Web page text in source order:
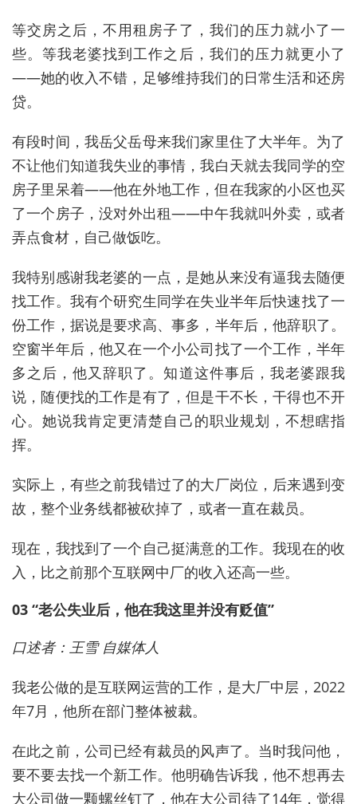
等交房之后，不用租房子了，我们的压力就小了一
些。等我老婆找到工作之后，我们的压力就更小了
——她的收入不错，足够维持我们的日常生活和还房
贷。
有段时间，我岳父岳母来我们家里住了大半年。为了
不让他们知道我失业的事情，我白天就去我同学的空
房子里呆着——他在外地工作，但在我家的小区也买
了一个房子，没对外出租——中午我就叫外卖，或者
弄点食材，自己做饭吃。
我特别感谢我老婆的一点，是她从来没有逼我去随便
找工作。我有个研究生同学在失业半年后快速找了一
份工作，据说是要求高、事多，半年后，他辞职了。
空窗半年后，他又在一个小公司找了一个工作，半年
多之后，他又辞职了。知道这件事后，我老婆跟我
说，随便找的工作是有了，但是干不长，干得也不开
心。她说我肯定更清楚自己的职业规划，不想瞎指
挥。
实际上，有些之前我错过了的大厂岗位，后来遇到变
故，整个业务线都被砍掉了，或者一直在裁员。
现在，我找到了一个自己挺满意的工作。我现在的收
入，比之前那个互联网中厂的收入还高一些。
03 “老公失业后，他在我这里并没有贬值”
口述者：王雪 自媒体人
我老公做的是互联网运营的工作，是大厂中层，2022
年7月，他所在部门整体被裁。
在此之前，公司已经有裁员的风声了。当时我问他，
要不要去找一个新工作。他明确告诉我，他不想再去
大公司做一颗螺丝钉了，他在大公司待了14年，觉得